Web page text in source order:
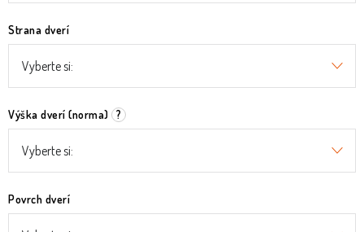
Strana dverí
Výška dverí (norma) ?
Povrch dverí